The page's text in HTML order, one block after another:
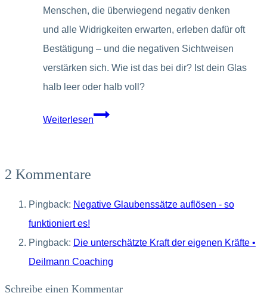
Menschen, die überwiegend negativ denken
und alle Widrigkeiten erwarten, erleben dafür oft
Bestätigung – und die negativen Sichtweisen
verstärken sich. Wie ist das bei dir? Ist dein Glas
halb leer oder halb voll?
WeiterlesenEndlich
2 Kommentare
Pingback: Negative Glaubenssätze auflösen - so
funktioniert es!
Pingback: Die unterschätzte Kraft der eigenen Kräfte •
Deilmann Coaching
Schreibe einen Kommentar